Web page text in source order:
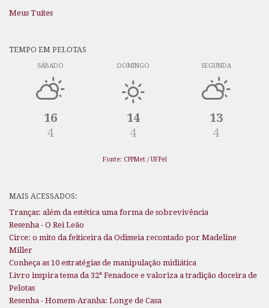
Meus Tuítes
TEMPO EM PELOTAS
SÁBADO
16
4
DOMINGO
14
4
SEGUNDA
13
4
Fonte: CPPMet / UFPel
MAIS ACESSADOS:
Tranças: além da estética uma forma de sobrevivência
Resenha - O Rei Leão
Circe: o mito da feiticeira da Odisseia recontado por Madeline
Miller
Conheça as 10 estratégias de manipulação midiática
Livro inspira tema da 32ª Fenadoce e valoriza a tradição doceira de
Pelotas
Resenha - Homem-Aranha: Longe de Casa